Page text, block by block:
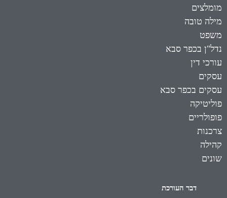
מומלצים
מילה טובה
משפט
נדל"ן בכפר סבא
עורכי דין
עסקים
עסקים בכפר סבא
פוליטיקה
פופולריים
צרכנות
קהילה
שונים
דבר העורכת